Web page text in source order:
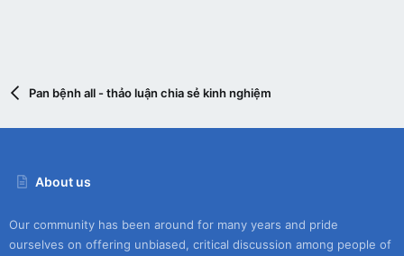
Pan bệnh all - thảo luận chia sẻ kinh nghiệm
About us
Our community has been around for many years and pride
ourselves on offering unbiased, critical discussion among people of